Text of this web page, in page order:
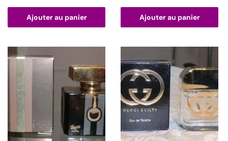
Ajouter au panier Ajouter au panier